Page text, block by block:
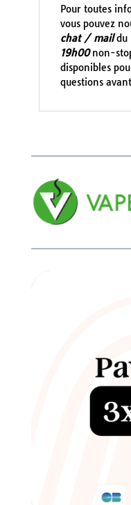
Pour toutes
vous pouvez
chat / maildu
19h00non-
disponibles
questions